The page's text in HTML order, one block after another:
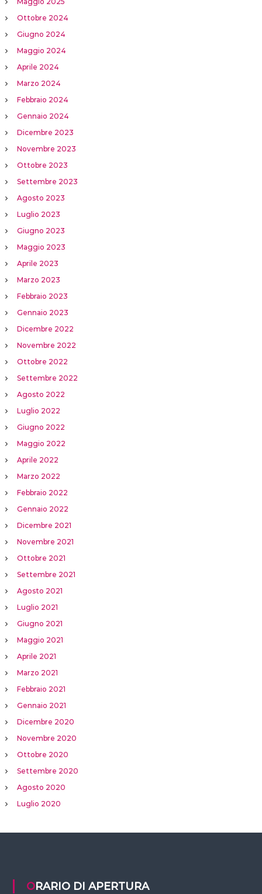
Ottobre 2024
Giugno 2024
Maggio 2024
Aprile 2024
Marzo 2024
Febbraio 2024
Gennaio 2024
Dicembre 2023
Novembre 2023
Ottobre 2023
Settembre 2023
Agosto 2023
Luglio 2023
Giugno 2023
Maggio 2023
Aprile 2023
Marzo 2023
Febbraio 2023
Gennaio 2023
Dicembre 2022
Novembre 2022
Ottobre 2022
Settembre 2022
Agosto 2022
Luglio 2022
Giugno 2022
Maggio 2022
Aprile 2022
Marzo 2022
Febbraio 2022
Gennaio 2022
Dicembre 2021
Novembre 2021
Ottobre 2021
Settembre 2021
Agosto 2021
Luglio 2021
Giugno 2021
Maggio 2021
Aprile 2021
Marzo 2021
Febbraio 2021
Gennaio 2021
Dicembre 2020
Novembre 2020
Ottobre 2020
Settembre 2020
Agosto 2020
Luglio 2020
ORARIO DI APERTURA